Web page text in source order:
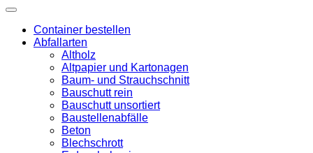
Container bestellen
Abfallarten
Altholz
Altpapier und Kartonagen
Baum- und Strauchschnitt
Bauschutt rein
Bauschutt unsortiert
Baustellenabfälle
Beton
Blechschrott